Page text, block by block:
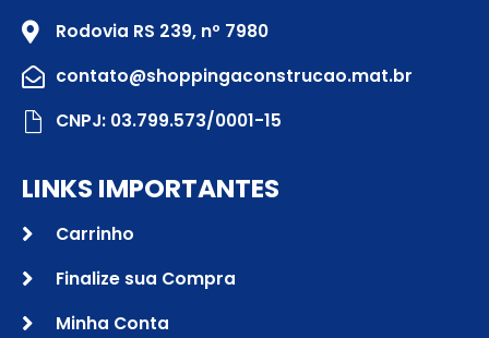
Rodovia RS 239, nº 7980
contato@shoppingaconstrucao.mat.br
CNPJ: 03.799.573/0001-15
LINKS IMPORTANTES
Carrinho
Finalize sua Compra
Minha Conta